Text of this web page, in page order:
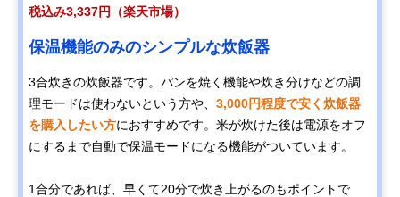
税込み3,337円（楽天市場）
保温機能のみのシンプルな炊飯器
3合炊きの炊飯器です。パンを焼く機能や炊き分けなどの調
理モードは使わないという方や、 3,000円程度で安く炊飯器
を購入したい方におすすめです。米が炊けた後は電源をオフ
にするまで自動で保温モードになる機能がついています。
1合分であれば、早くて20分で炊き上がるのもポイントで